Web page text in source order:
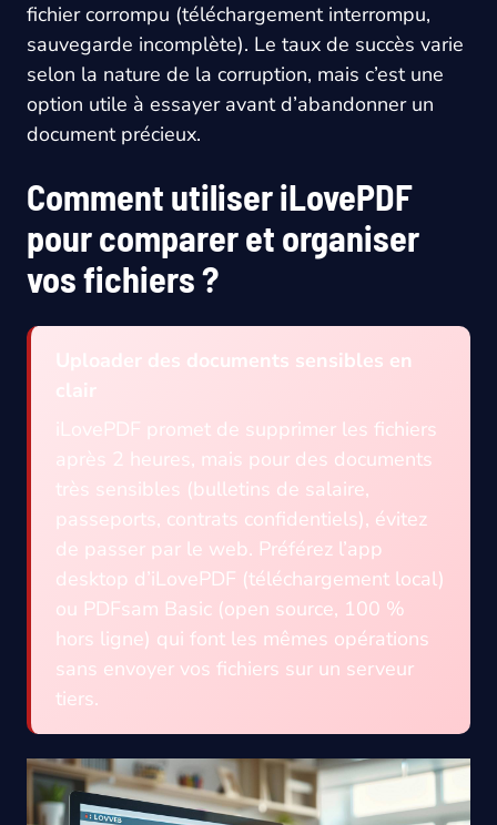
fichier corrompu (téléchargement interrompu,
sauvegarde incomplète). Le taux de succès varie
selon la nature de la corruption, mais c’est une
option utile à essayer avant d’abandonner un
document précieux.
Comment utiliser iLovePDF
pour comparer et organiser
vos fichiers ?
Uploader des documents sensibles en
clair
iLovePDF promet de supprimer les fichiers
après 2 heures, mais pour des documents
très sensibles (bulletins de salaire,
passeports, contrats confidentiels), évitez
de passer par le web. Préférez l’app
desktop d’iLovePDF (téléchargement local)
ou PDFsam Basic (open source, 100 %
hors ligne) qui font les mêmes opérations
sans envoyer vos fichiers sur un serveur
tiers.